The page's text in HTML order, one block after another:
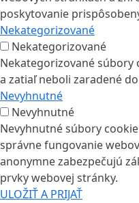
poskytovanie
Nekategorizované
Nekategorizované
Nekategorizované súbory
a zatiaľ neboli zaradené
Nevyhnutné
Nevyhnutné
Nevyhnutné súbory
správne fungovanie
anonymne zabezpečujú
prvky webovej stránky.
ULOŽIŤ A PRIJAŤ